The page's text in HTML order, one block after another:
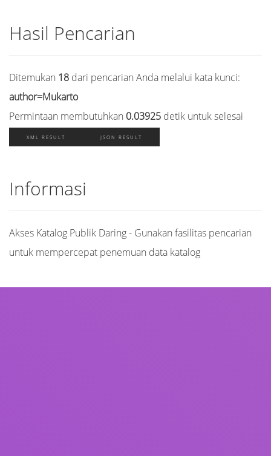
Hasil Pencarian
Ditemukan 18 dari pencarian Anda melalui kata kunci:
author=Mukarto
Permintaan membutuhkan 0.03925 detik untuk selesai
XML RESULT JSON RESULT
Informasi
Akses Katalog Publik Daring - Gunakan fasilitas pencarian
untuk mempercepat penemuan data katalog